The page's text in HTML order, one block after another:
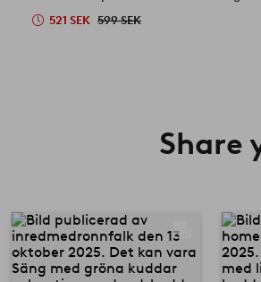
521 SEK 599 SEK
Share